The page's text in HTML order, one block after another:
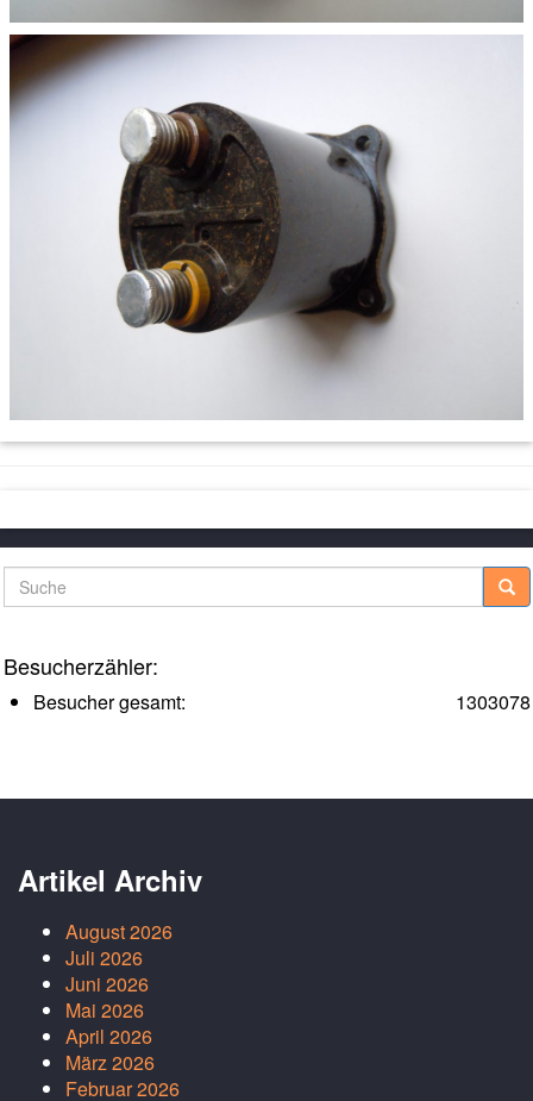
Suche
Besucherzähler:
1303078
Besucher gesamt:
Artikel Archiv
August 2026
Juli 2026
Juni 2026
Mai 2026
April 2026
März 2026
Februar 2026